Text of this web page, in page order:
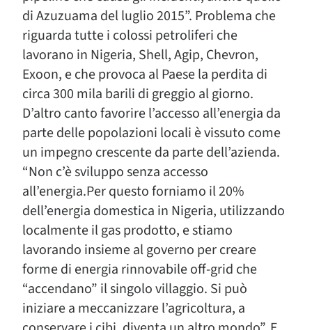
di Azuzuama del luglio 2015”. Problema che
riguarda tutte i colossi petroliferi che
lavorano in Nigeria, Shell, Agip, Chevron,
Exoon, e che provoca al Paese la perdita di
circa 300 mila barili di greggio al giorno.
D’altro canto favorire l’accesso all’energia da
parte delle popolazioni locali è vissuto come
un impegno crescente da parte dell’azienda.
“Non c’è sviluppo senza accesso
all’energia.Per questo forniamo il 20%
dell’energia domestica in Nigeria, utilizzando
localmente il gas prodotto, e stiamo
lavorando insieme al governo per creare
forme di energia rinnovabile off-grid che
“accendano” il singolo villaggio. Si può
iniziare a meccanizzare l’agricoltura, a